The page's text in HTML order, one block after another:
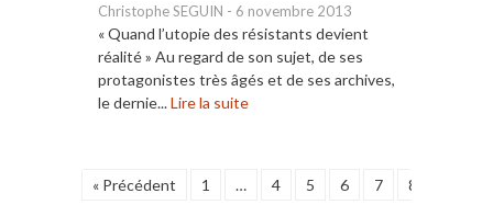
Christophe SEGUIN - 6 novembre 2013
« Quand l’utopie des résistants devient
réalité » Au regard de son sujet, de ses
protagonistes très âgés et de ses archives,
le dernie...Lire la suite
« Précédent 1 … 4 5 6 7 8